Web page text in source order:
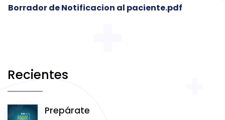
Borrador de Notificacion al paciente.pdf
Recientes
Prepárate